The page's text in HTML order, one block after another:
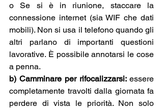
o Se si è in riunione, staccare la
connessione internet (sia WIF che dati
mobili). Non si usa il telefono quando gli
altri parlano di importanti questioni
lavorative. È possibile annotarsi le cose
a penna.
b) Camminare per rifocalizzarsi: essere
completamente travolti dalla giornata fa
perdere di vista le priorità. Non solo